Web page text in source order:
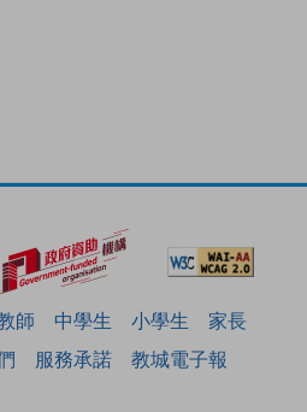
師 中學生 小學生
家長
服務承諾 教城電子報